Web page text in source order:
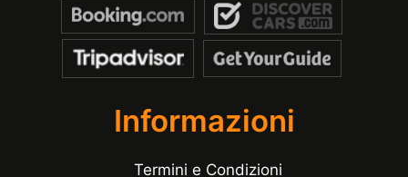
Informazioni
Termini e Condizioni